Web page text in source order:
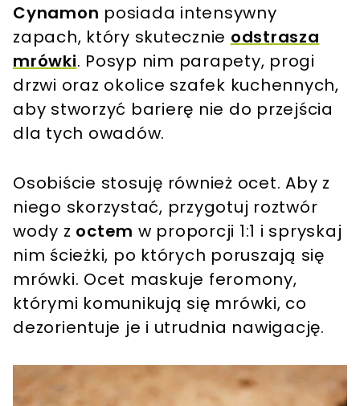
Cynamon posiada intensywny
zapach, który skutecznie odstrasza
mrówki. Posyp nim parapety, progi
drzwi oraz okolice szafek kuchennych,
aby stworzyć barierę nie do przejścia
dla tych owadów.
Osobiście stosuję również ocet. Aby z
niego skorzystać, przygotuj roztwór
wody z octem w proporcji 1:1 i spryskaj
nim ścieżki, po których poruszają się
mrówki. Ocet maskuje feromony,
którymi komunikują się mrówki, co
dezorientuje je i utrudnia nawigację.